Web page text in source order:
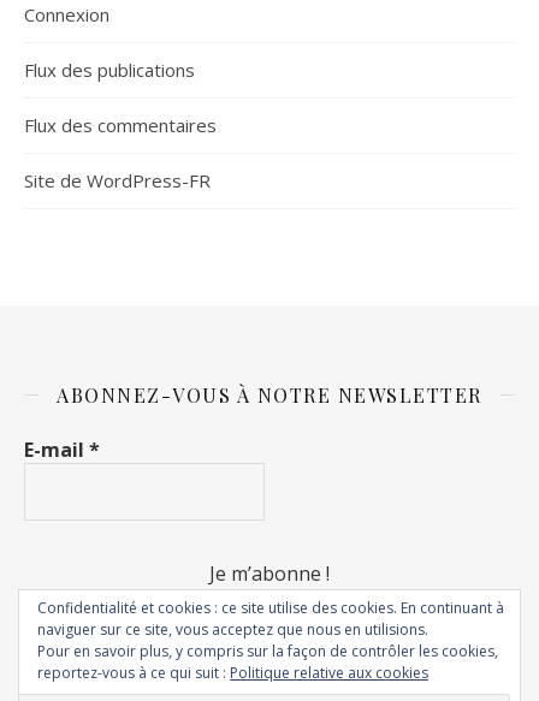
Connexion
Flux des publications
Flux des commentaires
Site de WordPress-FR
ABONNEZ-VOUS À NOTRE NEWSLETTER
E-mail *
© 2018 - Rêves de fripouilles. Tous droits réservés.
Confidentialité et cookies : ce site utilise des cookies. En continuant à
naviguer sur ce site, vous acceptez que nous en utilisions.
Pour en savoir plus, y compris sur la façon de contrôler les cookies,
reportez-vous à ce qui suit : Politique relative aux cookies